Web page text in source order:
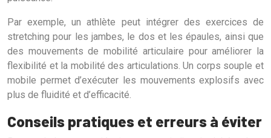
Par exemple, un athlète peut intégrer des exercices de
stretching pour les jambes, le dos et les épaules, ainsi que
des mouvements de mobilité articulaire pour améliorer la
flexibilité et la mobilité des articulations. Un corps souple et
mobile permet d’exécuter les mouvements explosifs avec
plus de fluidité et d’efficacité.
Conseils pratiques et erreurs à éviter